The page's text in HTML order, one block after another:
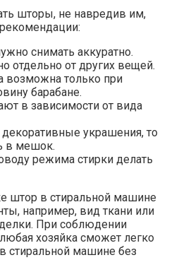
шторы, не навредив им,
снимать аккуратно.
отдельно от других вещей.
возможна только при
барабане.
в зависимости от вида
украшения, то
в мешок.
режима стирки делать
штор в стиральной машине
например, вид ткани или
При соблюдении
хозяйка сможет легко
стиральной машине без